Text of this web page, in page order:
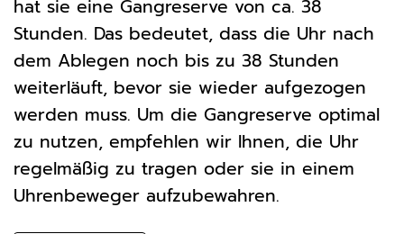
hat sie eine Gangreserve von ca. 38
Stunden. Das bedeutet, dass die Uhr nach
dem Ablegen noch bis zu 38 Stunden
weiterläuft, bevor sie wieder aufgezogen
werden muss. Um die Gangreserve optimal
zu nutzen, empfehlen wir Ihnen, die Uhr
regelmäßig zu tragen oder sie in einem
Uhrenbeweger aufzubewahren.